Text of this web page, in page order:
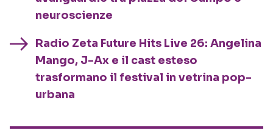
neuroscienze
Radio Zeta Future Hits Live 26: Angelina
Mango, J-Ax e il cast esteso
trasformano il festival in vetrina pop-
urbana